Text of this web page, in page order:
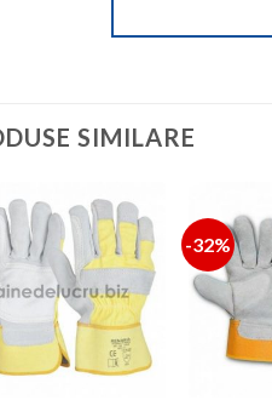
SIMILARE
-32%